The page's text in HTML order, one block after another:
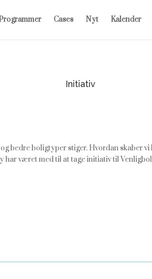
Cases Nyt Kalender
Initiativ
bedre boligtyper stiger. Hvordan skaber
har været med til at tage initiativ til